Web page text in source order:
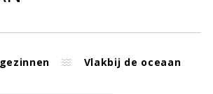
Vlakbij de oceaan